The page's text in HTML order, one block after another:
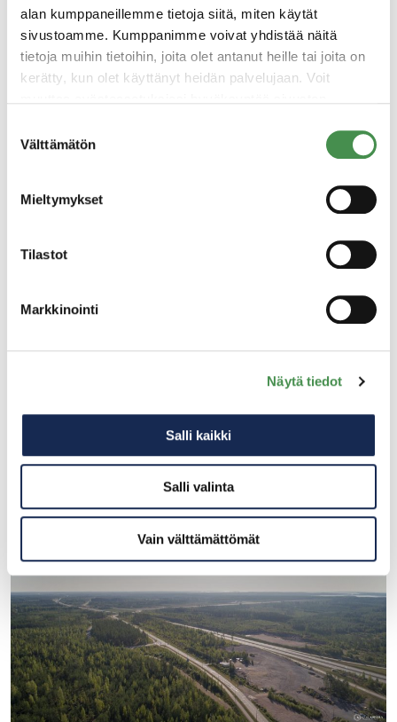
alan kumppaneillemme tietoja siitä, miten käytät
sivustoamme. Kumppanimme voivat yhdistää näitä
tietoja muihin tietoihin, joita olet antanut heille tai joita on
kerätty, kun olet käyttänyt heidän palvelujaan. Voit
valinta
Välttämätön
Mieltymykset
Tilastot
Markkinointi
Näytä tiedot
Salli kaikki
Salli valinta
Vain välttämättömät
Stockfors
Kirkonkylän teollisuusalue